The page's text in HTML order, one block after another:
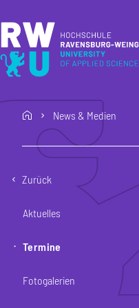
home News & Medien
Zurück
Aktuelles
Termine
Fotogalerien